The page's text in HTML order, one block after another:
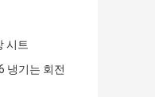
시트
냉기는 회전